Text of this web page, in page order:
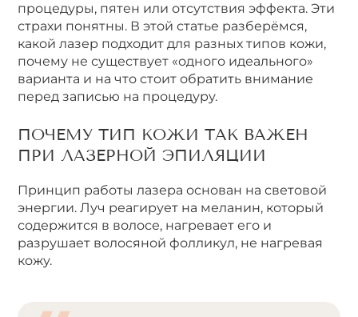
процедуры, пятен или отсутствия эффекта. Эти
страхи понятны. В этой статье разберёмся,
какой лазер подходит для разных типов кожи,
почему не существует «одного идеального»
варианта и на что стоит обратить внимание
перед записью на процедуру.
ПОЧЕМУ ТИП КОЖИ ТАК ВАЖЕН
ПРИ ЛАЗЕРНОЙ ЭПИЛЯЦИИ
Принцип работы лазера основан на световой
энергии. Луч реагирует на меланин, который
содержится в волосе, нагревает его и
разрушает волосяной фолликул, не нагревая
кожу.